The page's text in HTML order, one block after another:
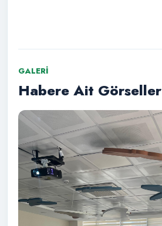
GALERI
Habere Ait Görseller